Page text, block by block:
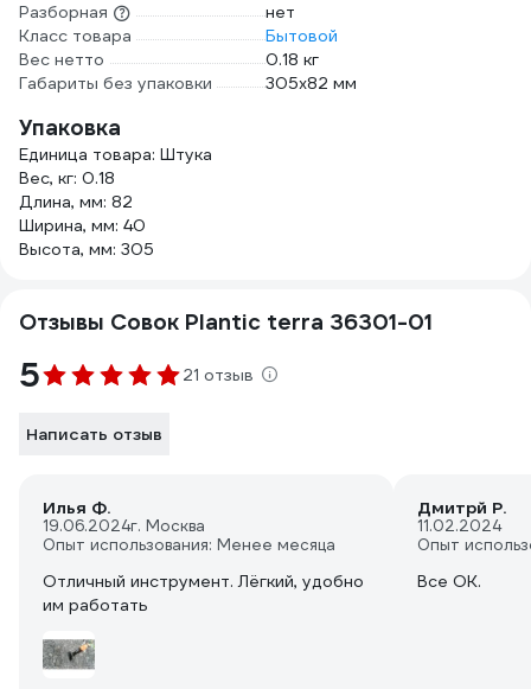
Разборная
нет
Класс товара
Бытовой
Вес нетто
0.18 кг
Габариты без упаковки
305х82 мм
Упаковка
Единица товара: Штука
Вес, кг: 0.18
Длина, мм: 82
Ширина, мм: 40
Высота, мм: 305
Отзывы Совок Plantic terra 36301-01
5 21 отзыв
Написать отзыв
Илья Ф.
19.06.2024г. Москва
Опыт использования: Менее месяца
Отличный инструмент. Лёгкий, удобно
им работать
Дмитрй Р.
11.02.2024
Опыт
Все ОК.